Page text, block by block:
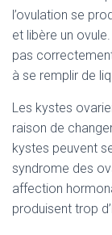
l’ovulation se
et libère un
pas
à se remplir de
Les kystes
raison de
kystes peuvent
syndrome des
affection
produisent trop